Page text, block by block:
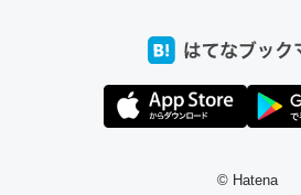
ちぼちRingも置こうかと画策中。
これ見て生きてるなって分かる。
─たまにLINEするくらいだった遠方の父67
© Hatena